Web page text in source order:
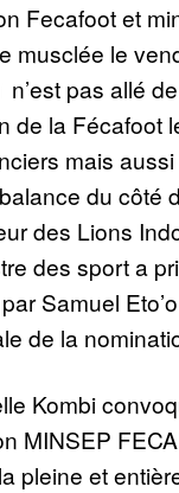
Fecafoot et
musclée le
pas allé
de la Fécafoot
mais
du côté
des Lions
des sport a
Samuel
de la
Kombi
MINSEP
pleine et